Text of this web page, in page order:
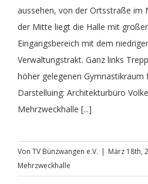
aussehen, von der Ortsstraße im
der Mitte liegt die Halle mit
Eingangsbereich mit dem
Verwaltungstrakt. Ganz links
höher gelegenen
Darstelluing: Architekturbüro
Mehrzweckhalle [...]
Von TV Bünzwangen e.V. | März 18th,
Mehrzweckhalle